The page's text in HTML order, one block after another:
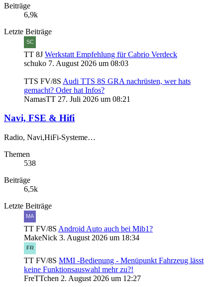
Beiträge
6,9k
Letzte Beiträge
TT 8J Werkstatt Empfehlung für Cabrio Verdeck
schuko 7. August 2026 um 08:03
TTS FV/8S Audi TTS 8S GRA nachrüsten, wer hats
gemacht? Oder hat Infos?
NamasTT 27. Juli 2026 um 08:21
Navi, FSE & Hifi
Radio, Navi,HiFi-Systeme…
Themen
538
Beiträge
6,5k
Letzte Beiträge
TT FV/8S Android Auto auch bei Mib1?
MakeNick 3. August 2026 um 18:34
TT FV/8S MMI -Bedienung - Menüpunkt Fahrzeug lässt
keine Funktionsauswahl mehr zu?!
FreTTchen 2. August 2026 um 12:27